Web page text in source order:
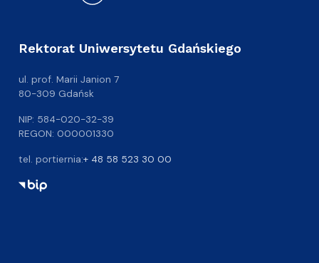
Rektorat Uniwersytetu Gdańskiego
ul. prof. Marii Janion 7
80-309 Gdańsk
NIP: 584-020-32-39
REGON: 000001330
tel. portiernia:+ 48 58 523 30 00